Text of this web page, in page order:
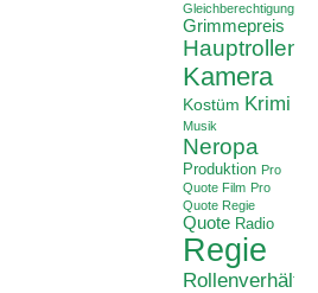
Gleichberechtigung
Grimmepreis
Hauptrollen
Kamera
Kostüm Krimi
Musik
Neropa
Produktion Pro
Quote Film Pro
Quote Regie
Quote Radio
Regie